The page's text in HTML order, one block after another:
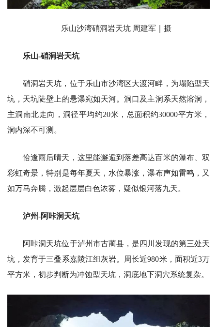
乐山沙湾硝洞岩天坑 周建军｜摄
乐山-硝洞岩天坑
硝洞岩天坑，位于乐山市沙湾区大渡河畔，为塌陷型天
坑，天坑陡壁上的悬瀑宛如天河。洞口及主洞系天然溶洞，
主洞南北走向，洞径平均约20米，总面积约30000平方米，
洞内深不可测。
恰逢雨后晴天，这里能邂逅到落差高达百米的瀑布、双
彩虹奇景，特别是每年夏天，水位暴涨，瀑布声如雷鸣，又
如万马奔腾，激起层层白色浓雾，疑似银河落九天。
泸州-阿咔洞天坑
阿咔洞天坑位于泸州市古蔺县，是四川发现的第三处天
坑，发育于三叠系嘉陵江组灰岩。周长近980米，面积近3万
平方米，初步判断为冲蚀型天坑，洞底地下洞穴系统复杂。